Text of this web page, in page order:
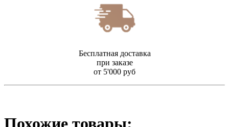
Бесплатная доставка
при заказе
от 5'000 руб
Похожие товары: